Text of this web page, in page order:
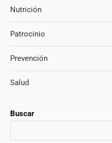
Buscar
Nutrición
Patrocinio
Prevención
Salud